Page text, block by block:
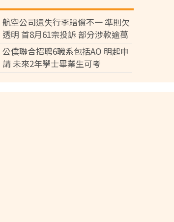
航空公司遺失行李賠償不一 準則欠
透明 首8月61宗投訴 部分涉款逾萬
元
公僕聯合招聘6職系包括AO 明起申
請 未來2年學士畢業生可考